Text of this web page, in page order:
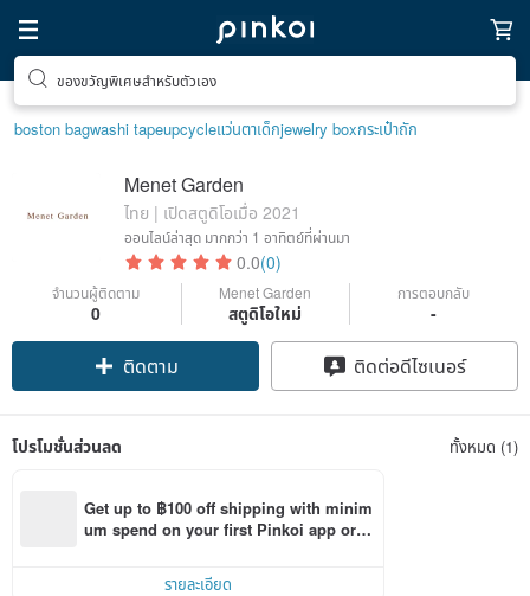
ของขวัญพิเศษสำหรับตัวเอง
boston bagwashi tapeupcycleแว่นตาเด็กjewelry boxกระเป๋าถัก
Menet Garden
ไทย | เปิดสตูดิโอเมื่อ 2021
ออนไลน์ล่าสุด มากกว่า 1 อาทิตย์ที่ผ่านมา
0.0(0)
จำนวนผู้ติดตาม
0
Menet Garden
สตูดิโอใหม่
การตอบกลับ
-
ติดตาม ติดต่อดีไซเนอร์
โปรโมชั่นส่วนลด ทั้งหมด (1)
Get up to ฿100 off shipping with minim
um spend on your first Pinkoi app orde
รายละเอียด